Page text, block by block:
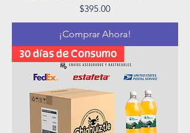
Precio
$395.00
¡Comprar Ahora!
30 días de Consumo